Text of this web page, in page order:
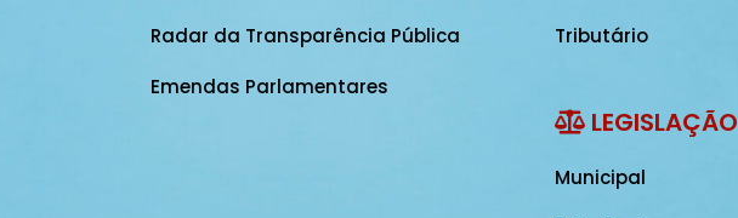
Radar da Transparência Pública
Emendas Parlamentares
Tributário
LEGISLAÇÃO
Municipal